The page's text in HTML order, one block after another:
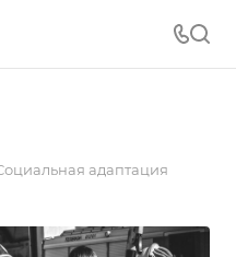
адаптация